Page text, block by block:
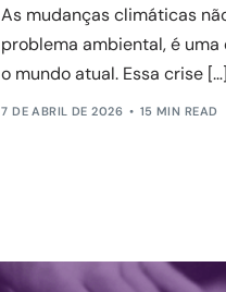
As mudanças climáticas
problema ambiental, é
o mundo atual. Essa crise […]
7 DE ABRIL DE 2026 15 MIN READ